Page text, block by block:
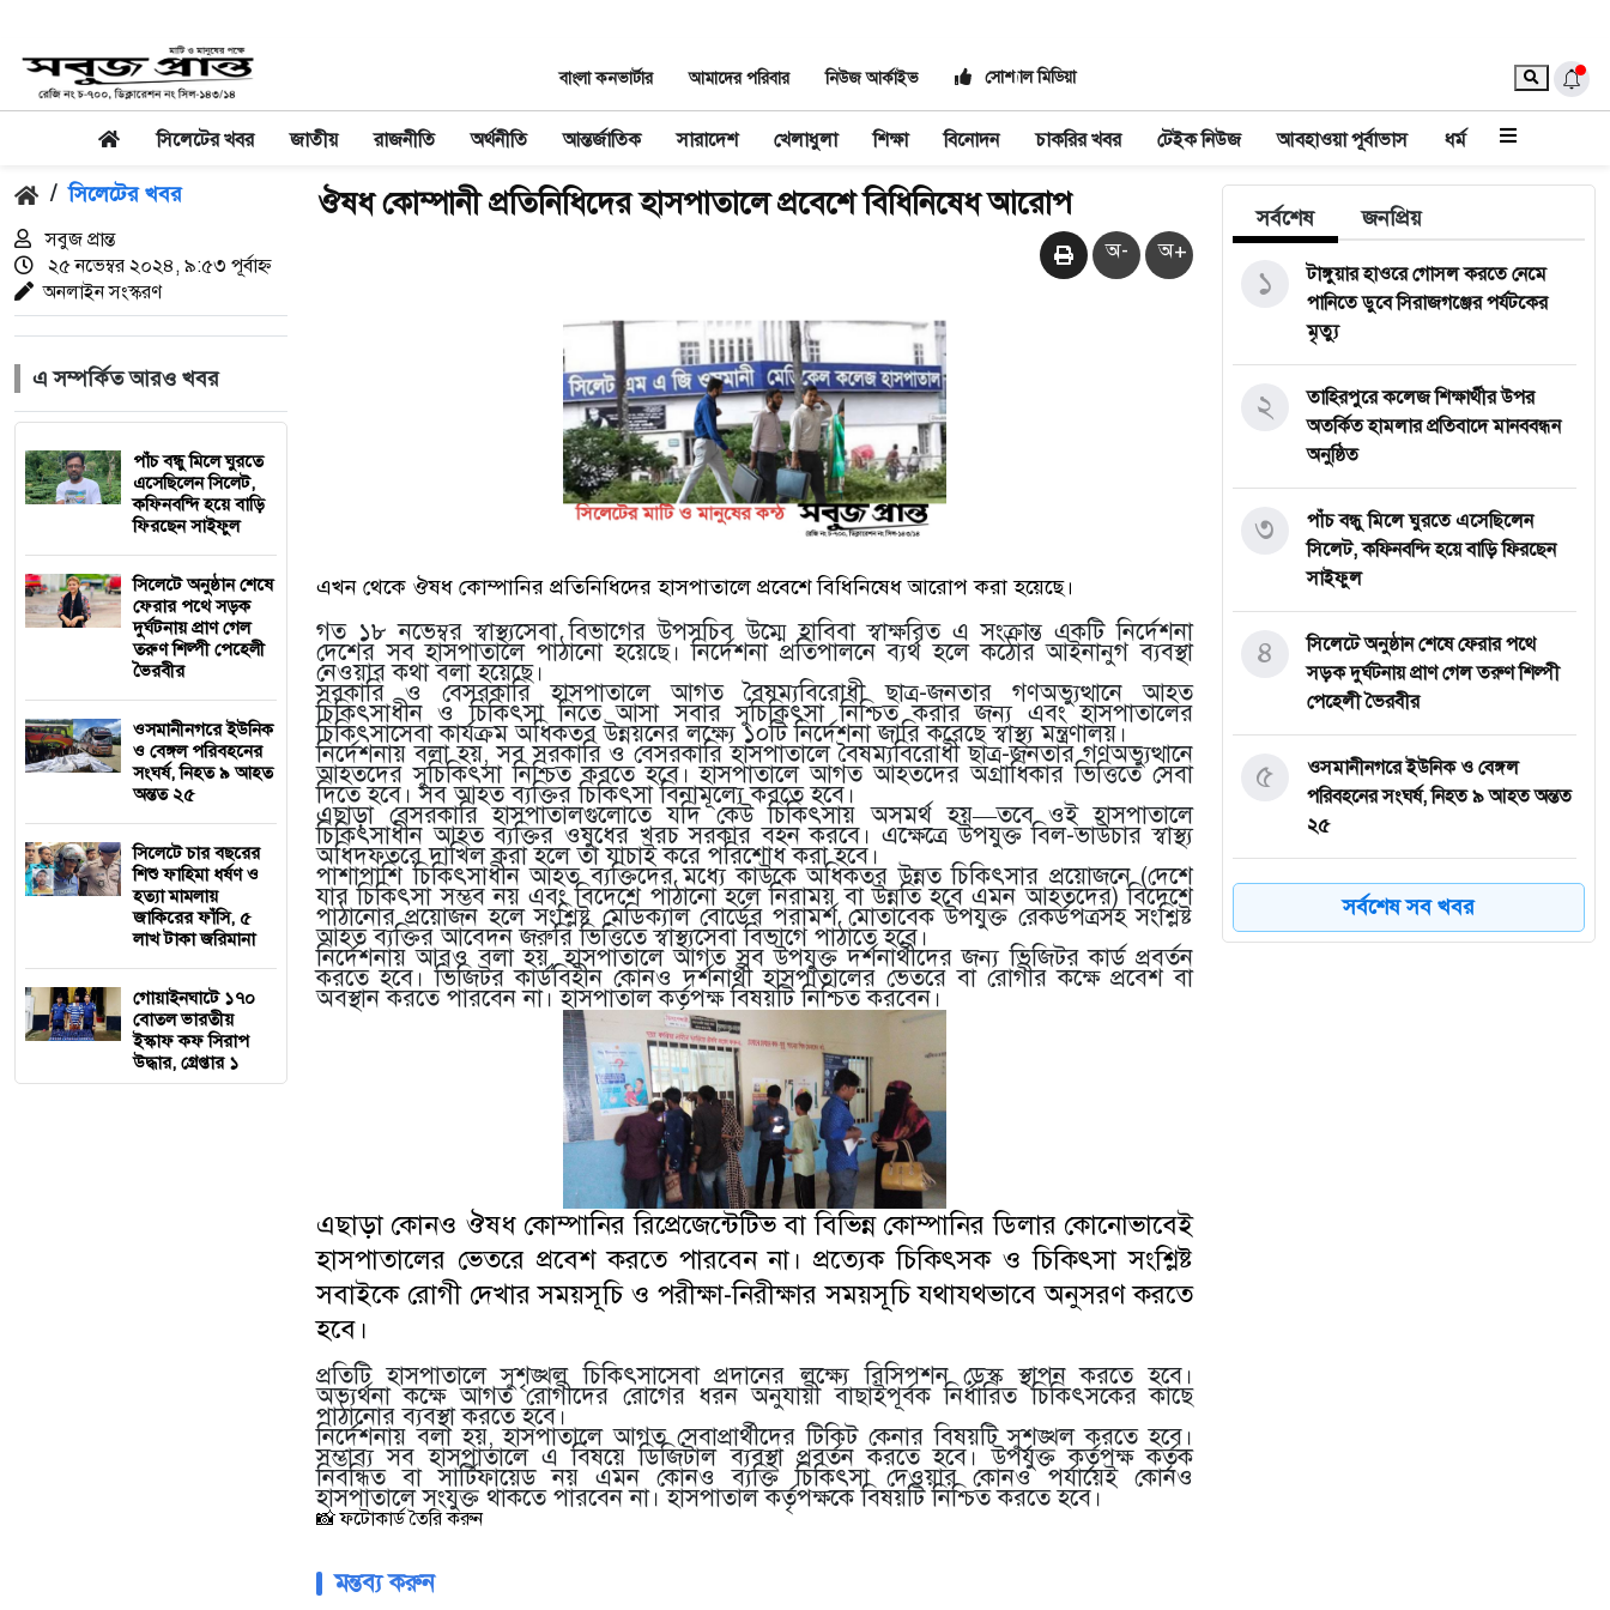
বাংলা কনভার্টার আমাদের পরিবার নিউজ আর্কাইভ সোশ্যাল মিডিয়া
সিলেটের খবর জাতীয় রাজনীতি অর্থনীতি আন্তর্জাতিক সারাদেশ খেলাধুলা শিক্ষা বিনোদন চাকরির খবর টেইক নিউজ আবহাওয়া পূর্বাভাস ধর্ম
/ সিলেটের খবর
সবুজ প্রান্ত
২৫ নভেম্বর ২০২৪, ৯:৫৩ পূর্বাহ্ন
অনলাইন সংস্করণ
এ সম্পর্কিত আরও খবর
পাঁচ বন্ধু মিলে ঘুরতে
এসেছিলেন সিলেট,
কফিনবন্দি হয়ে বাড়ি
ফিরছেন সাইফুল
সিলেটে অনুষ্ঠান শেষে
ফেরার পথে সড়ক
দুর্ঘটনায় প্রাণ গেল
তরুণ শিল্পী পেহেলী
ভৈরবীর
ওসমানীনগরে ইউনিক
ও বেঙ্গল পরিবহনের
সংঘর্ষ, নিহত ৯ আহত
অন্তত ২৫
সিলেটে চার বছরের
শিশু ফাহিমা ধর্ষণ ও
হত্যা মামলায়
জাকিরের ফাঁসি, ৫
লাখ টাকা জরিমানা
গোয়াইনঘাটে ১৭০
বোতল ভারতীয়
ইস্কাফ কফ সিরাপ
উদ্ধার, গ্রেপ্তার ১
ঔষধ কোম্পানী প্রতিনিধিদের হাসপাতালে প্রবেশে বিধিনিষেধ আরোপ
অ- অ+
এখন থেকে ঔষধ কোম্পানির প্রতিনিধিদের হাসপাতালে প্রবেশে বিধিনিষেধ আরোপ করা হয়েছে।
গত ১৮ নভেম্বর স্বাস্থ্যসেবা বিভাগের উপসচিব উম্মে হাবিবা স্বাক্ষরিত এ সংক্রান্ত একটি নির্দেশনা
দেশের সব হাসপাতালে পাঠানো হয়েছে। নির্দেশনা প্রতিপালনে ব্যর্থ হলে কঠোর আইনানুগ ব্যবস্থা
নেওয়ার কথা বলা হয়েছে।
সরকারি ও বেসরকারি হাসপাতালে আগত বৈষম্যবিরোধী ছাত্র-জনতার গণঅভ্যুত্থানে আহত
চিকিৎসাধীন ও চিকিৎসা নিতে আসা সবার সুচিকিৎসা নিশ্চিত করার জন্য এবং হাসপাতালের
চিকিৎসাসেবা কার্যক্রম অধিকতর উন্নয়নের লক্ষ্যে ১০টি নির্দেশনা জারি করেছে স্বাস্থ্য মন্ত্রণালয়।
নির্দেশনায় বলা হয়, সব সরকারি ও বেসরকারি হাসপাতালে বৈষম্যবিরোধী ছাত্র-জনতার গণঅভ্যুত্থানে
আহতদের সুচিকিৎসা নিশ্চিত করতে হবে। হাসপাতালে আগত আহতদের অগ্রাধিকার ভিত্তিতে সেবা
দিতে হবে। সব আহত ব্যক্তির চিকিৎসা বিনামূল্যে করতে হবে।
এছাড়া বেসরকারি হাসপাতালগুলোতে যদি কেউ চিকিৎসায় অসমর্থ হয়—তবে ওই হাসপাতালে
চিকিৎসাধীন আহত ব্যক্তির ওষুধের খরচ সরকার বহন করবে। এক্ষেত্রে উপযুক্ত বিল-ভাউচার স্বাস্থ্য
অধিদফতরে দাখিল করা হলে তা যাচাই করে পরিশোধ করা হবে।
পাশাপাশি চিকিৎসাধীন আহত ব্যক্তিদের মধ্যে কাউকে অধিকতর উন্নত চিকিৎসার প্রয়োজনে (দেশে
যার চিকিৎসা সম্ভব নয় এবং বিদেশে পাঠানো হলে নিরাময় বা উন্নতি হবে এমন আহতদের) বিদেশে
পাঠানোর প্রয়োজন হলে সংশ্লিষ্ট মেডিক্যাল বোর্ডের পরামর্শ মোতাবেক উপযুক্ত রেকর্ডপত্রসহ সংশ্লিষ্ট
আহত ব্যক্তির আবেদন জরুরি ভিত্তিতে স্বাস্থ্যসেবা বিভাগে পাঠাতে হবে।
নির্দেশনায় আরও বলা হয়, হাসপাতালে আগত সব উপযুক্ত দর্শনার্থীদের জন্য ভিজিটর কার্ড প্রবর্তন
করতে হবে। ভিজিটর কার্ডবিহীন কোনও দর্শনার্থী হাসপাতালের ভেতরে বা রোগীর কক্ষে প্রবেশ বা
অবস্থান করতে পারবেন না। হাসপাতাল কর্তৃপক্ষ বিষয়টি নিশ্চিত করবেন।
এছাড়া কোনও ঔষধ কোম্পানির রিপ্রেজেন্টেটিভ বা বিভিন্ন কোম্পানির ডিলার কোনোভাবেই
হাসপাতালের ভেতরে প্রবেশ করতে পারবেন না। প্রত্যেক চিকিৎসক ও চিকিৎসা সংশ্লিষ্ট
সবাইকে রোগী দেখার সময়সূচি ও পরীক্ষা-নিরীক্ষার সময়সূচি যথাযথভাবে অনুসরণ করতে
হবে।
প্রতিটি হাসপাতালে সুশৃঙ্খল চিকিৎসাসেবা প্রদানের লক্ষ্যে রিসিপশন ডেস্ক স্থাপন করতে হবে।
অভ্যর্থনা কক্ষে আগত রোগীদের রোগের ধরন অনুযায়ী বাছাইপূর্বক নির্ধারিত চিকিৎসকের কাছে
পাঠানোর ব্যবস্থা করতে হবে।
নির্দেশনায় বলা হয়, হাসপাতালে আগত সেবাপ্রার্থীদের টিকিট কেনার বিষয়টি সুশৃঙ্খল করতে হবে।
সম্ভাব্য সব হাসপাতালে এ বিষয়ে ডিজিটাল ব্যবস্থা প্রবর্তন করতে হবে। উপযুক্ত কর্তৃপক্ষ কর্তৃক
নিবন্ধিত বা সার্টিফায়েড নয় এমন কোনও ব্যক্তি চিকিৎসা দেওয়ার কোনও পর্যায়েই কোনও
হাসপাতালে সংযুক্ত থাকতে পারবেন না। হাসপাতাল কর্তৃপক্ষকে বিষয়টি নিশ্চিত করতে হবে।
📸 ফটোকার্ড তৈরি করুন
মন্তব্য করুন
সর্বশেষ জনপ্রিয়
টাঙ্গুয়ার হাওরে গোসল করতে নেমে
পানিতে ডুবে সিরাজগঞ্জের পর্যটকের
মৃত্যু
১
তাহিরপুরে কলেজ শিক্ষার্থীর উপর
অতর্কিত হামলার প্রতিবাদে মানববন্ধন
অনুষ্ঠিত
২
পাঁচ বন্ধু মিলে ঘুরতে এসেছিলেন
সিলেট, কফিনবন্দি হয়ে বাড়ি ফিরছেন
সাইফুল
৩
সিলেটে অনুষ্ঠান শেষে ফেরার পথে
সড়ক দুর্ঘটনায় প্রাণ গেল তরুণ শিল্পী
পেহেলী ভৈরবীর
৪
ওসমানীনগরে ইউনিক ও বেঙ্গল
পরিবহনের সংঘর্ষ, নিহত ৯ আহত অন্তত
২৫
৫
ফেসবুক অ্যাড পেমেন্টে যুক্ত হলো
‘বিকাশসর্বশেষ সব খবর